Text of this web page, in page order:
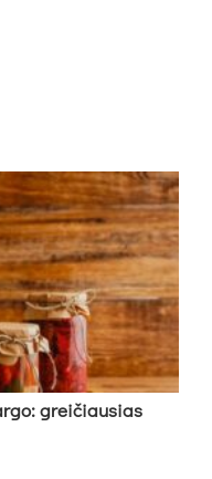
greičiausias